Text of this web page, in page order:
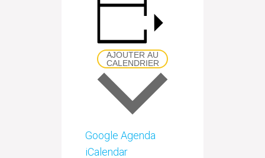
AJOUTER AU
CALENDRIER
Google Agenda
iCalendar